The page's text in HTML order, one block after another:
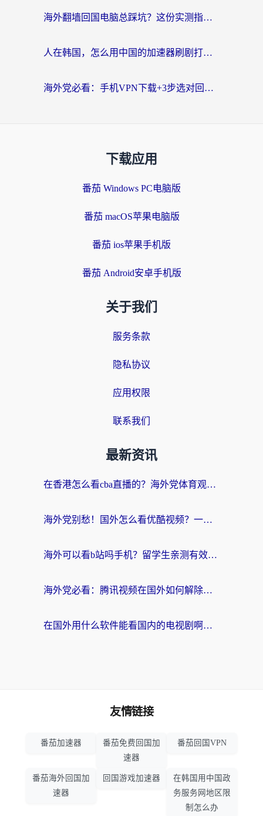
海外翻墙回国电脑总踩坑？这份实测指南帮你选对加速器（附ChickCNinitapMalus对比）
人在韩国，怎么用中国的加速器刷剧打游戏？这份真实体验指南给你答案
海外党必看：手机VPN下载+3步选对回国加速器，无缝刷国内资源不再愁
下载应用
番茄 Windows PC电脑版
番茄 macOS苹果电脑版
番茄 ios苹果手机版
番茄 Android安卓手机版
关于我们
服务条款
隐私协议
应用权限
联系我们
最新资讯
在香港怎么看cba直播的？海外党体育观赛终极指南：告别版权限制，畅享中文解说
海外党别愁！国外怎么看优酷视频？一招解决追剧、看直播难题
海外可以看b站吗手机？留学生亲测有效的回国加速指南
海外党必看：腾讯视频在国外如何解除地域限制？附优酷咪咕使用指南
在国外用什么软件能看国内的电视剧啊？留学生亲测有效的回国加速方案
友情链接
番茄加速器
番茄免费回国加
速器
番茄回国VPN
番茄海外回国加
速器
回国游戏加速器
在韩国用中国政
务服务网地区限
制怎么办